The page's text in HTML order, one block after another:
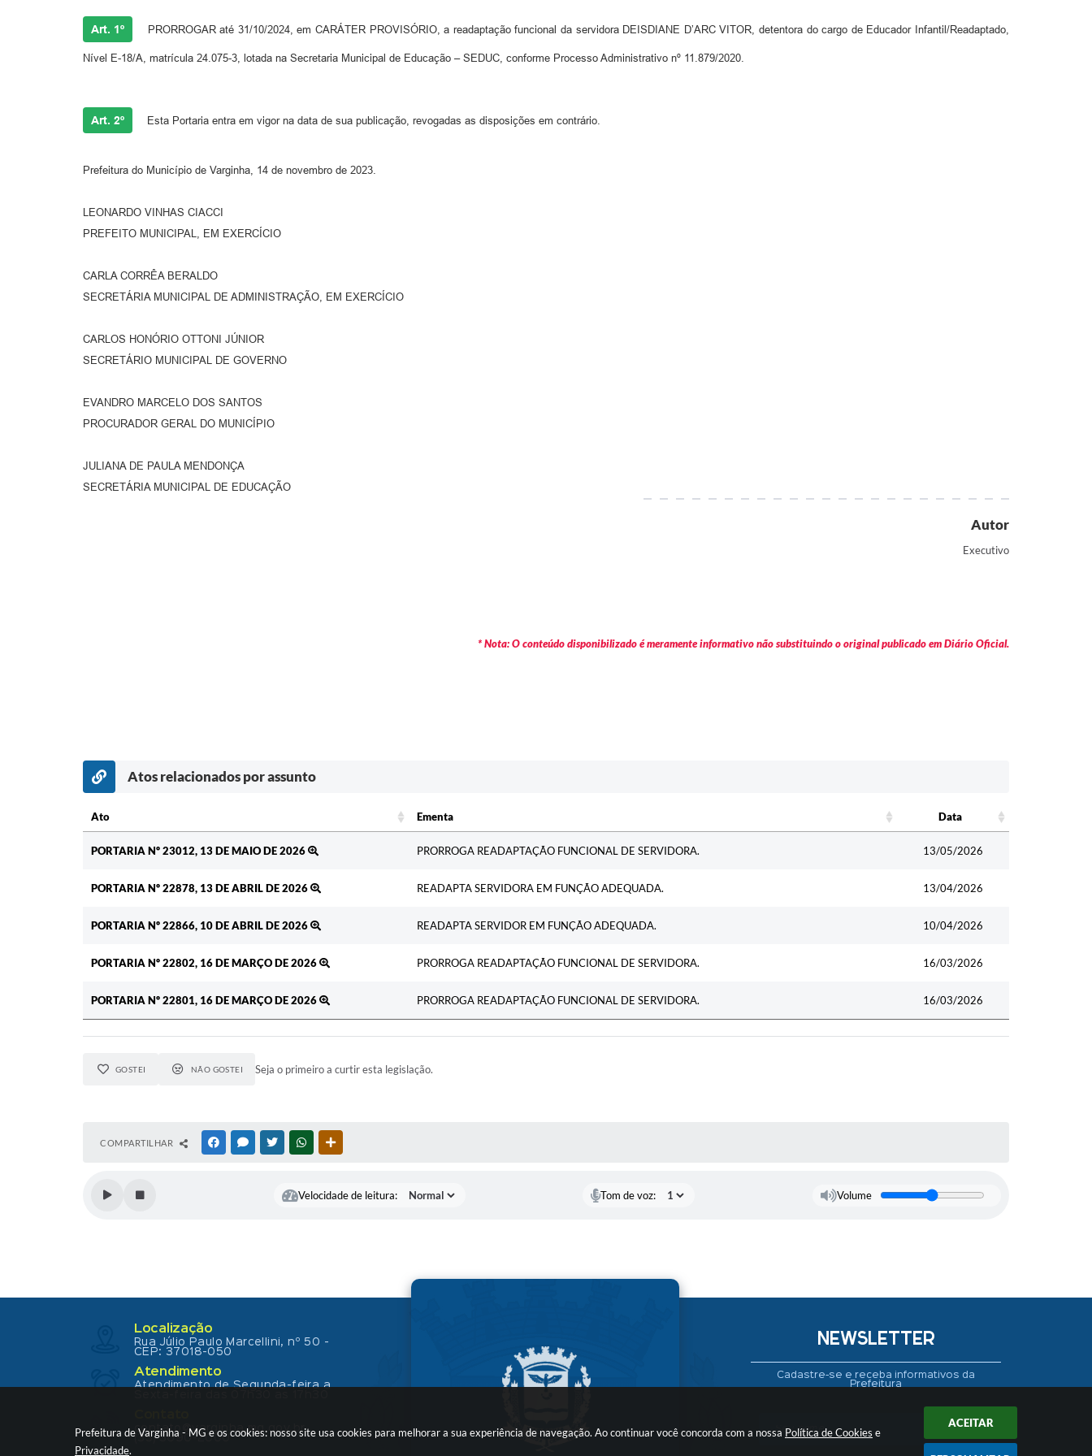
Prefeitura de Varginha - MG e os cookies: nosso site usa cookies para melhorar a sua experiência de navegação. Ao continuar você concorda com a nossa Política de Cookies e
Privacidade.
ACEITAR
Art. 1º PRORROGAR até 31/10/2024, em CARÁTER PROVISÓRIO, a readaptação funcional da servidora DEISDIANE D’ARC VITOR, detentora do cargo de Educador Infantil/Readaptado,
Nível E-18/A, matrícula 24.075-3, lotada na Secretaria Municipal de Educação – SEDUC, conforme Processo Administrativo nº 11.879/2020.
Art. 2º Esta Portaria entra em vigor na data de sua publicação, revogadas as disposições em contrário.
Prefeitura do Município de Varginha, 14 de novembro de 2023.
LEONARDO VINHAS CIACCI
PREFEITO MUNICIPAL, EM EXERCÍCIO
CARLA CORRÊA BERALDO
SECRETÁRIA MUNICIPAL DE ADMINISTRAÇÃO, EM EXERCÍCIO
CARLOS HONÓRIO OTTONI JÚNIOR
SECRETÁRIO MUNICIPAL DE GOVERNO
EVANDRO MARCELO DOS SANTOS
PROCURADOR GERAL DO MUNICÍPIO
JULIANA DE PAULA MENDONÇA
SECRETÁRIA MUNICIPAL DE EDUCAÇÃO
Autor
Executivo
* Nota: O conteúdo disponibilizado é meramente informativo não substituindo o original publicado em Diário Oficial.
Atos relacionados por assunto
Ato Ementa
Data
PORTARIA Nº 23012, 13 DE MAIO DE 2026
PRORROGA READAPTAÇÃO FUNCIONAL DE SERVIDORA. 13/05/2026
PORTARIA Nº 22878, 13 DE ABRIL DE 2026 READAPTA SERVIDORA EM FUNÇÃO ADEQUADA. 13/04/2026
PORTARIA Nº 22866, 10 DE ABRIL DE 2026 READAPTA SERVIDOR EM FUNÇÃO ADEQUADA. 10/04/2026
PORTARIA Nº 22802, 16 DE MARÇO DE 2026 PRORROGA READAPTAÇÃO FUNCIONAL DE SERVIDORA. 16/03/2026
PORTARIA Nº 22801, 16 DE MARÇO DE 2026 PRORROGA READAPTAÇÃO FUNCIONAL DE SERVIDORA. 16/03/2026
GOSTEI NÃO GOSTEI Seja o primeiro a curtir esta legislação.
COMPARTILHAR FACEBOOKMESSENGER
TWITTERWHATSAPP
Velocidade de leitura: Tom de voz: Volume
Localização
Rua Júlio Paulo Marcellini, nº 50 -
CEP: 37018-050
Atendimento
Atendimento de Segunda-feira a
contato@varginha.mg.gov.br
(35) 3690-2000
NEWSLETTER
Cadastre-se e receba informativos da
Prefeitura